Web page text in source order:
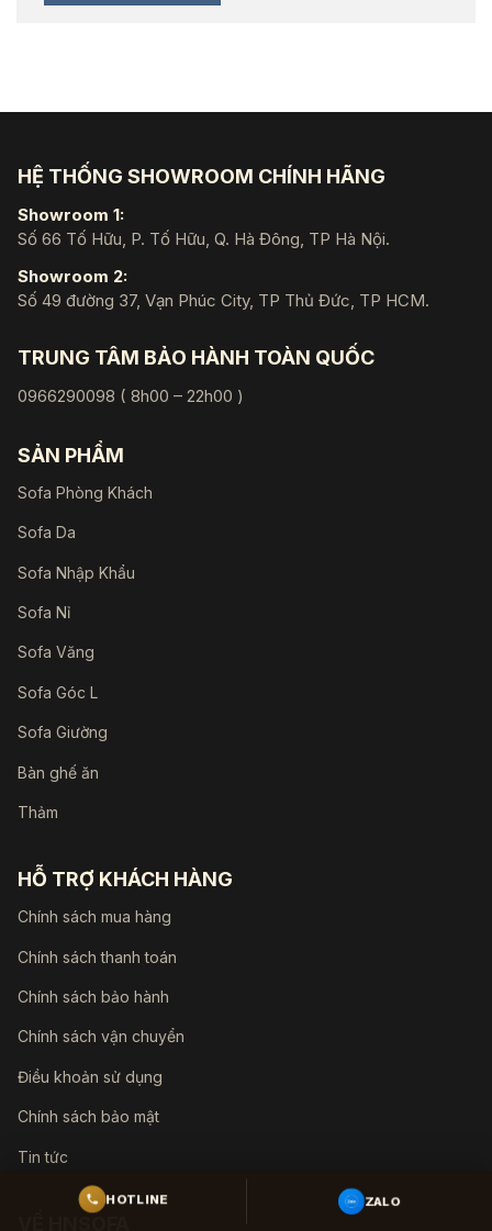
HỆ THỐNG SHOWROOM CHÍNH HÃNG
Showroom 1:
Số 66 Tố Hữu, P. Tố Hữu, Q. Hà Đông, TP Hà Nội.
Showroom 2:
Số 49 đường 37, Vạn Phúc City, TP Thủ Đức, TP HCM.
TRUNG TÂM BẢO HÀNH TOÀN QUỐC
0966290098 ( 8h00 – 22h00 )
SẢN PHẨM
Sofa Phòng Khách
Sofa Da
Sofa Nhập Khẩu
Sofa Nỉ
Sofa Văng
Sofa Góc L
Sofa Giường
Bàn ghế ăn
Thảm
HỖ TRỢ KHÁCH HÀNG
Chính sách mua hàng
Chính sách thanh toán
Chính sách bảo hành
Chính sách vận chuyển
Điều khoản sử dụng
Chính sách bảo mật
Tin tức
HOTLINE ZALO